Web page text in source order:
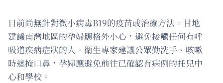
目前尚無針對微小病毒B19的疫苗或治療方法。甘地
建議南灣地區的孕婦應格外小心，避免接觸任何有呼
吸道疾病症狀的人。衛生專家建議公眾勤洗手、咳嗽
時遮掩口鼻，孕婦應避免前往已確認有病例的托兒中
心和學校。